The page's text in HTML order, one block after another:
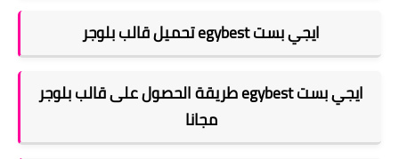
تحميل قالب بلوجر egybest ايجي بست
طريقة الحصول على قالب بلوجر egybest ايجي بست
مجانا